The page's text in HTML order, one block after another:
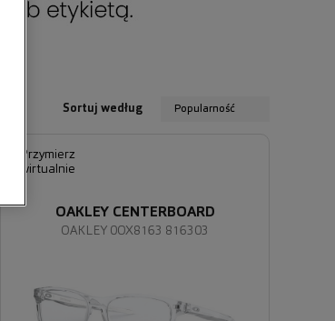
Sortuj według Popularność
Przymierz
wirtualnie
OAKLEY 0OX8163 816303
OAKLEY CENTERBOARD